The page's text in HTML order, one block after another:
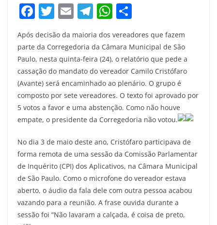
F
a
c
e
b
o
o
k
T
w
itt
er
E
m
ai
l
T
el
e
gr
a
m
W
at
s
A
p
p
h
ar
e
Após decisão da maioria dos vereadores que fazem
parte da Corregedoria da Câmara Municipal de São
Paulo, nesta quinta-feira (24), o relatório que pede a
cassação do mandato do vereador Camilo Cristófaro
(Avante) será encaminhado ao plenário. O grupo é
composto por sete vereadores. O texto foi aprovado por
5 votos a favor e uma abstenção. Como não houve
empate, o presidente da Corregedoria não votou.
No dia 3 de maio deste ano, Cristófaro participava de
forma remota de uma sessão da Comissão Parlamentar
de Inquérito (CPI) dos Aplicativos, na Câmara Municipal
de São Paulo. Como o microfone do vereador estava
aberto, o áudio da fala dele com outra pessoa acabou
vazando para a reunião. A frase ouvida durante a
sessão foi “Não lavaram a calçada, é coisa de preto,